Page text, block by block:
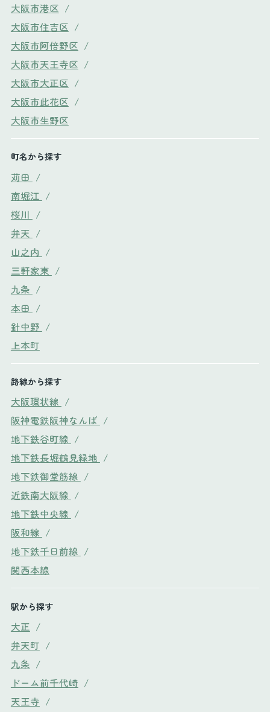
大阪市港区 /
大阪市住吉区 /
大阪市阿倍野区 /
大阪市天王寺区 /
大阪市大正区 /
大阪市此花区 /
大阪市生野区
町名から探す
苅田 /
南堀江 /
桜川 /
弁天 /
山之内 /
三軒家東 /
九条 /
本田 /
針中野 /
上本町
路線から探す
大阪環状線 /
阪神電鉄阪神なんば /
地下鉄谷町線 /
地下鉄長堀鶴見緑地 /
地下鉄御堂筋線 /
近鉄南大阪線 /
地下鉄中央線 /
阪和線 /
地下鉄千日前線 /
関西本線
駅から探す
大正 /
弁天町 /
九条 /
ドーム前千代崎 /
天王寺 /